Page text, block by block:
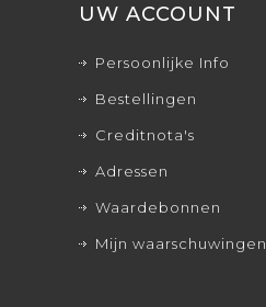
UW ACCOUNT
Persoonlijke Info
Bestellingen
Creditnota's
Adressen
Waardebonnen
Mijn waarschuwingen